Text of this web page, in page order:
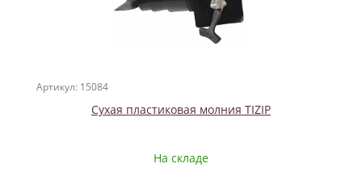
Артикул: 15084
Сухая пластиковая молния TIZIP
На складе